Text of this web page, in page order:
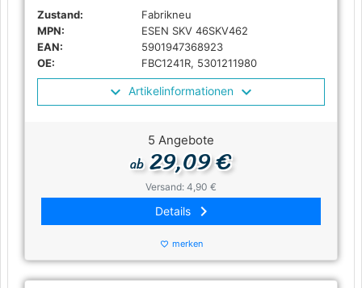
Zustand:
Fabrikneu
MPN:
ESEN SKV 46SKV462
EAN:
5901947368923
OE:
FBC1241R, 5301211980
Artikelinformationen
5 Angebote
ab29,09 €
Versand: 4,90 €
Details keyboard_arrow_right
favorite_border merken